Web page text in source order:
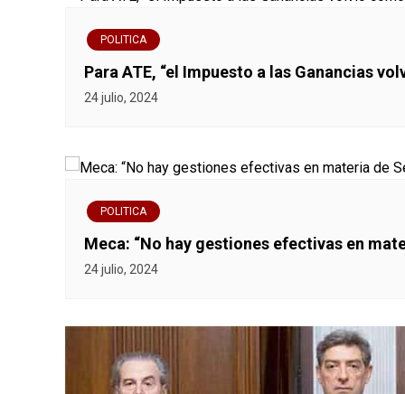
d
a
POLITICA
Para ATE, “el Impuesto a las Ganancias
24 julio, 2024
POLITICA
Meca: “No hay gestiones efectivas en
24 julio, 2024